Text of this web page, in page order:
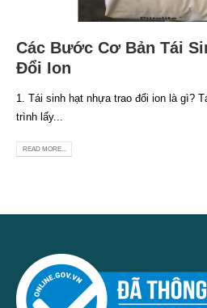
Các Bước Cơ Bản Tái
Đổi Ion
1. Tái sinh hạt nhựa trao đổi ion là gì?
trình lấy...
READ MORE...